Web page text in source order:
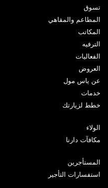
تسوق
المطاعم والمقاهي
المكاتب
الترفيه
الفعاليات
العروض
عن ياس مول
خدمات
خطط لزيارتك
الولاء
مكافآت دارنا
المستأجرين
استفسارات التأجير